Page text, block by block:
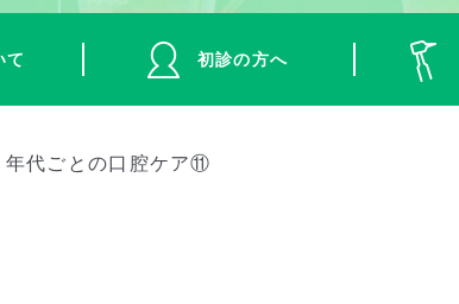
て 初診の方へ
年代ごとの口腔ケア⑪